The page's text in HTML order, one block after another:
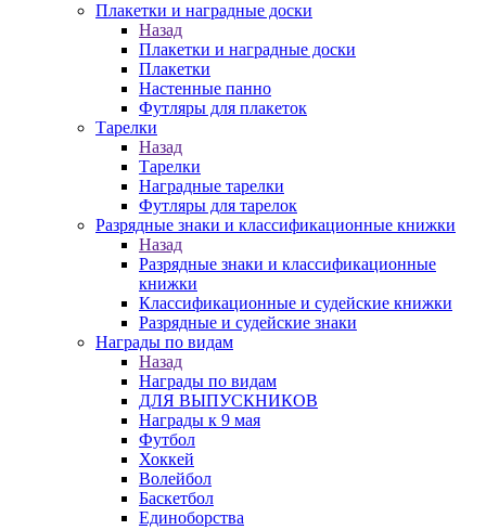
Плакетки и наградные доски
Назад
Плакетки и наградные доски
Плакетки
Настенные панно
Футляры для плакеток
Тарелки
Назад
Тарелки
Наградные тарелки
Футляры для тарелок
Разрядные знаки и классификационные книжки
Назад
Разрядные знаки и классификационные
книжки
Классификационные и судейские книжки
Разрядные и судейские знаки
Награды по видам
Назад
Награды по видам
ДЛЯ ВЫПУСКНИКОВ
Награды к 9 мая
Футбол
Хоккей
Волейбол
Баскетбол
Единоборства